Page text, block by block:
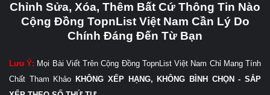
Chỉnh Sửa, Xóa, Thêm Bất Cứ Thông Tin Nào
Cộng Đồng TopnList Việt Nam Cần Lý Do
Chính Đáng Đến Từ Bạn
Lưu Ý: Mọi Bài Viết Trên Cộng Đồng TopnList Việt Nam Chỉ Mang Tính
Chất Tham Khảo KHÔNG XẾP HẠNG, KHÔNG BÌNH CHỌN - SẮP